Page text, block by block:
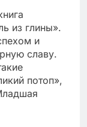
из глины».
и
славу.
потоп»,